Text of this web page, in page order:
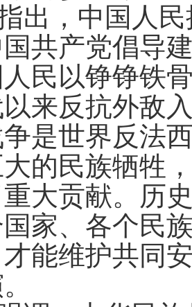
出，中国人
共产党倡导
民以铮铮铁
来反抗外敌
是世界反法
大的民族牺牲
大贡献。历
家、各个民
能维护共同